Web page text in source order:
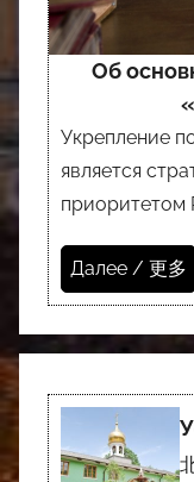
Об
Укрепление
является
приоритетом
Далее / 更多